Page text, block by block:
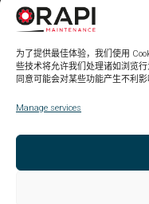
为了提供最佳体验，我们使用
些技术将允许我们处理诸如浏览
同意可能会对某些功能产生不利影
Manage services